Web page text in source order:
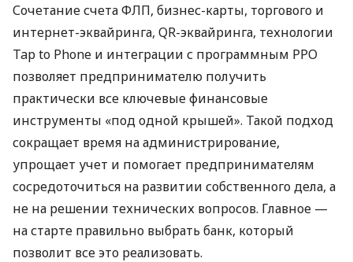
Сочетание счета ФЛП, бизнес-карты, торгового и
интернет-эквайринга, QR-эквайринга, технологии
Tap to Phone и интеграции с программным РРО
позволяет предпринимателю получить
практически все ключевые финансовые
инструменты «под одной крышей». Такой подход
сокращает время на администрирование,
упрощает учет и помогает предпринимателям
сосредоточиться на развитии собственного дела, а
не на решении технических вопросов. Главное —
на старте правильно выбрать банк, который
позволит все это реализовать.